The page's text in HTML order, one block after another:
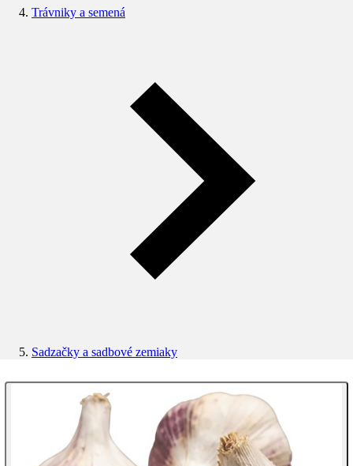
Trávniky a semená
Sadzačky a sadbové zemiaky